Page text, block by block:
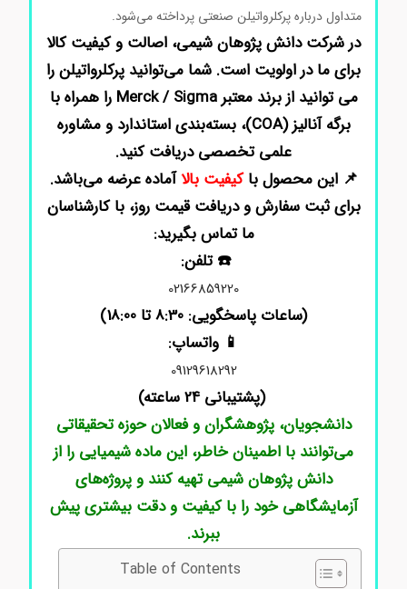
متداول درباره پرکلرواتیلن صنعتی پرداخته می‌شود.
در شرکت دانش پژوهان شیمی، اصالت و کیفیت کالا
برای ما در اولویت است. شما می‌توانید پرکلرواتیلن را
می توانید از برند معتبر Merck / Sigma را همراه با
برگه آنالیز (COA)، بسته‌بندی استاندارد و مشاوره
علمی تخصصی دریافت کنید.
📌 این محصول باکیفیت بالاآماده عرضه می‌باشد.
برای ثبت سفارش و دریافت قیمت روز، با کارشناسان
ما تماس بگیرید:
☎️ تلفن:
02166859220
(ساعات پاسخگویی: 8:30 تا 18:00)
📱 واتساپ:
09129618292
(پشتیبانی 24 ساعته)
دانشجویان، پژوهشگران و فعالان حوزه تحقیقاتی
می‌توانند با اطمینان خاطر، این ماده شیمیایی را از
دانش پژوهان شیمی تهیه کنند و پروژه‌های
آزمایشگاهی خود را با کیفیت و دقت بیشتری پیش
ببرند.
Table of Contents